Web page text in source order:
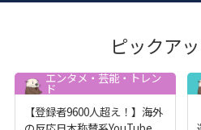
ピックア
エンタメ・芸能・トレン
ド
【登録者9600人超え！】海外